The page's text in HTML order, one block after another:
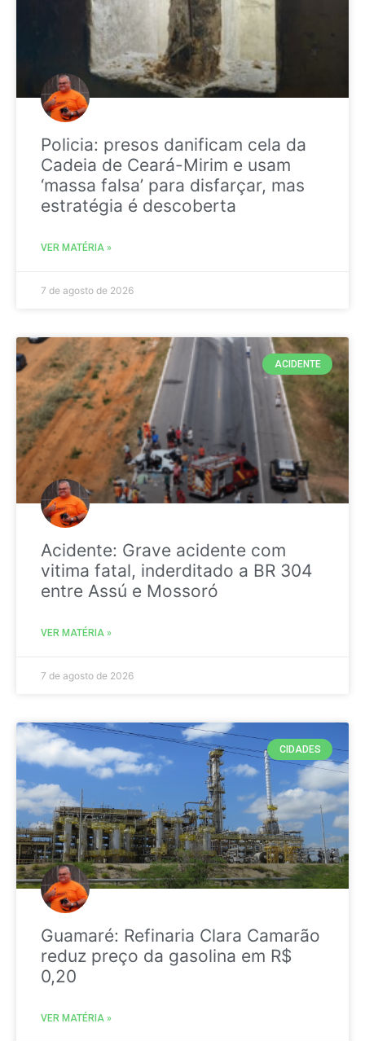
Policia: presos danificam cela da
Cadeia de Ceará-Mirim e usam
‘massa falsa’ para disfarçar, mas
estratégia é descoberta
VER MATÉRIA »
7 de agosto de 2026
ACIDENTE
Acidente: Grave acidente com
vitima fatal, inderditado a BR 304
entre Assú e Mossoró
VER MATÉRIA »
7 de agosto de 2026
CIDADES
Guamaré: Refinaria Clara Camarão
reduz preço da gasolina em R$
0,20
VER MATÉRIA »